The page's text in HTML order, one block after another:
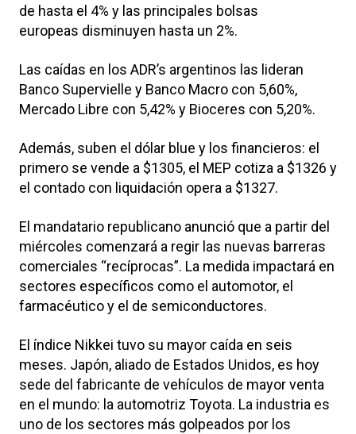
de hasta el 4% y las principales bolsas
europeas disminuyen hasta un 2%.
Las caídas en los ADR’s argentinos las lideran
Banco Supervielle y Banco Macro con 5,60%,
Mercado Libre con 5,42% y Bioceres con 5,20%.
Además, suben el dólar blue y los financieros: el
primero se vende a $1305, el MEP cotiza a $1326 y
el contado con liquidación opera a $1327.
El mandatario republicano anunció que a partir del
miércoles comenzará a regir las nuevas barreras
comerciales “recíprocas”. La medida impactará en
sectores específicos como el automotor, el
farmacéutico y el de semiconductores.
El índice Nikkei tuvo su mayor caída en seis
meses. Japón, aliado de Estados Unidos, es hoy
sede del fabricante de vehículos de mayor venta
en el mundo: la automotriz Toyota. La industria es
uno de los sectores más golpeados por los